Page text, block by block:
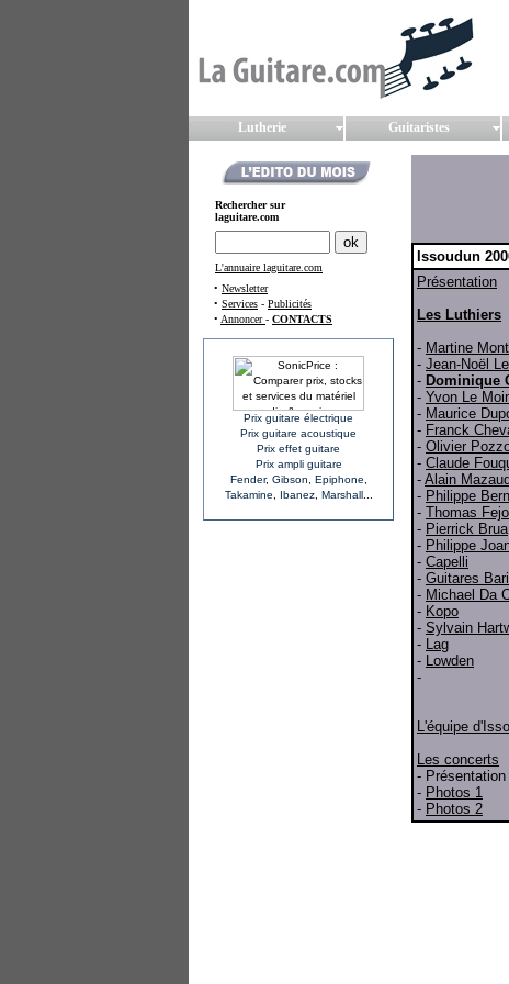
Lutherie Guitaristes
Rechercher sur
laguitare.com
L'annuaire laguitare.com
• Newsletter
• Services - Publicités
• Annoncer- CONTACTS
Prix guitare électrique
Prix guitare acoustique
Prix effet guitare
Prix ampli guitare
Fender, Gibson Epiphone
Takamine
Ibanez, Marshall...
Issoudun
Présentation
Les Luthiers
- Martine
- Jean-Noël
- Dominique
- Yvon Le
- Maurice
- Franck
- Olivier
- Claude
- Alain Mazaud
- Philippe
- Thomas
- Pierrick Brua
- Philippe
- Capelli
- Guitares
- Michael Da
- Kopo
- Sylvain
- Lag
- Lowden
-
L'équipe
Les concerts
- Présentation
- Photos 1
- Photos 2